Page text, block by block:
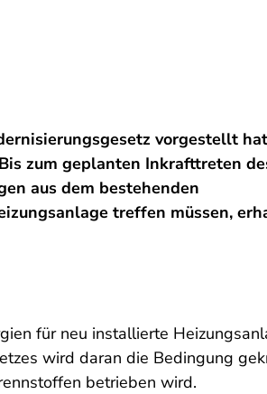
vorgestellt
zum geplanten Inkrafttreten
aus dem bestehenden
treffen müssen,
für neu installierte
wird daran die Bedingung
betrieben wird.